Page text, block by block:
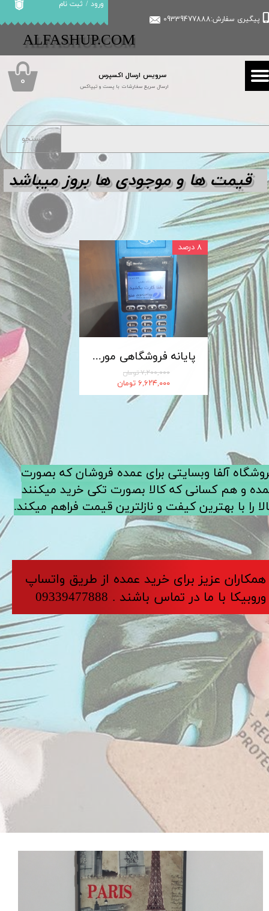
سرویس ارسال اکسپرس
ارسال سریع سفارشات با پست و تیپاکس
پیگیری سفارش:09339477888
ورود / ثبت نام
حساب کاربری من
تغییر گذر واژه
سفارشات
​​ALFASHUP.COM
۰
پایانه فروشگاهی مورفان MoreFun مدل H9
۷,۲۰۰,۰۰۰ تومان
۶,۶۲۴,۰۰۰ تومان
۸ درصد
کابل شارژ MICRO-USB اندروید LDNIO الدینیو مدل XS-07 متراژ 1 متر
جستجو
آلفا وبسایتی برای عمده فروشان که بصورت
و هم کسانی که کالا بصورت تکی خرید میکنند
را با بهترین کیفت و نازلترین قیمت فراهم میکند.
​​​همکاران عزیز برای خرید عمده از طریق واتساپ
وروبیکا با ما در تماس باشند . 09339477888
قیمت ها و موجودی ها بروز میباشد